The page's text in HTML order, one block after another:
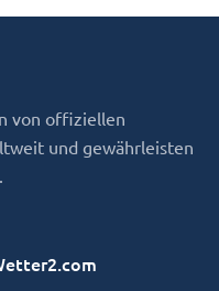
von offiziellen
und gewährleisten